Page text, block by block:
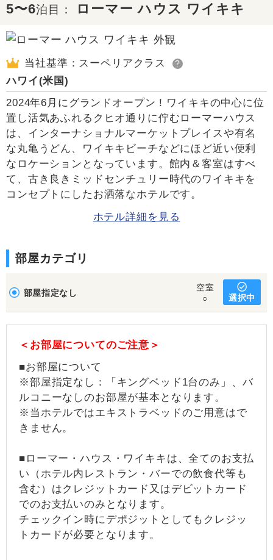
5〜6泊目： ローマー ハウス ワイキキ
当社基準：スーペリアクラス ?
ハワイ(米国)
2024年6月にグランドオープン！ワイキキの中心に位
置し活気あふれるクヒオ通りに佇むローマーハウス
は、インターナショナルマーケットプレイスや有名
な丸亀うどん、ワイキキビーチなどにほど近い便利
なロケーションとなっています。館内＆客室はすべ
て、古き良きミッドセンチュリー時代のワイキキを
コンセプトにしたお洒落なホテルです。
ホテル詳細を見る
部屋カテゴリ
部屋指定なし
空室
○
選択中
＜お部屋についてのご注意＞
■お部屋について
※部屋指定なし：「キングベッド1台のみ」、バ
ルコニーなしのお部屋が基本となります。
※当ホテルではエキストラベッドのご用意はで
きません。
■ローマー・ハウス・ワイキキは、全てのお支払
い（ホテル内レストラン・バーでの飲食代等も
含む）はクレジットカード又はデビットカード
でのお支払いのみとなります。
チェックイン時にデポジットとしてもクレジッ
トカードが必要となります。